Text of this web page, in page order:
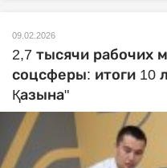
09.02.2026
2,7 тысячи рабочих
соцсферы: итоги 10
Қазына"